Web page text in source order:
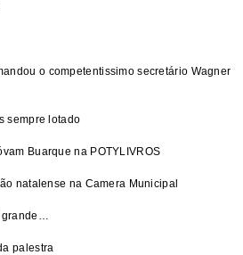
o competentissimo secretário Wagner
sempre lotado
Buarque na POTYLIVROS
natalense na Camera Municipal
grande…
palestra